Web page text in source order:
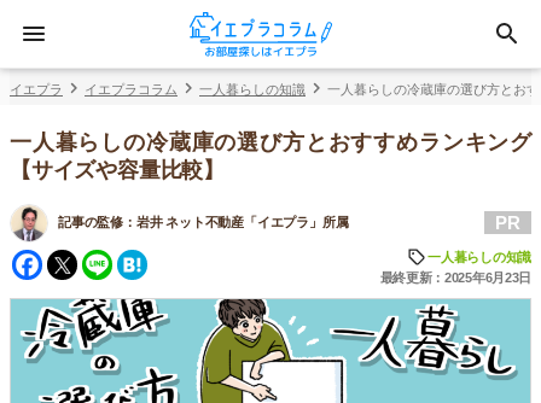
イエプラ イエプラコラム 一人暮らしの知識 一人暮らしの冷蔵庫の選び方とお
一人暮らしの冷蔵庫の選び方とおすすめランキング
【サイズや容量比較】
記事の監修： 岩井 ネット不動産「イエプラ」所属
Facebook
Twitter
Line
PR
一人暮らしの知識
最終更新：2025年6月23日